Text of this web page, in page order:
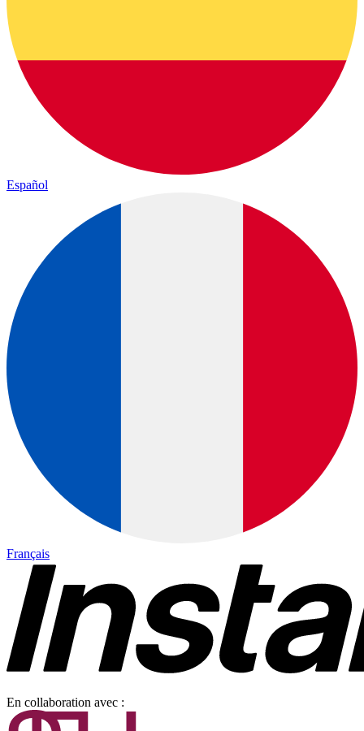
Español
Français
En collaboration avec :